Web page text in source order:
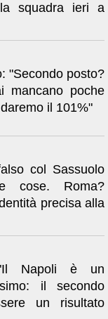
squadra ieri a
"Secondo posto?
mancano poche
il 101%"
col Sassuolo
cose. Roma?
precisa alla
Napoli è un
il secondo
un risultato